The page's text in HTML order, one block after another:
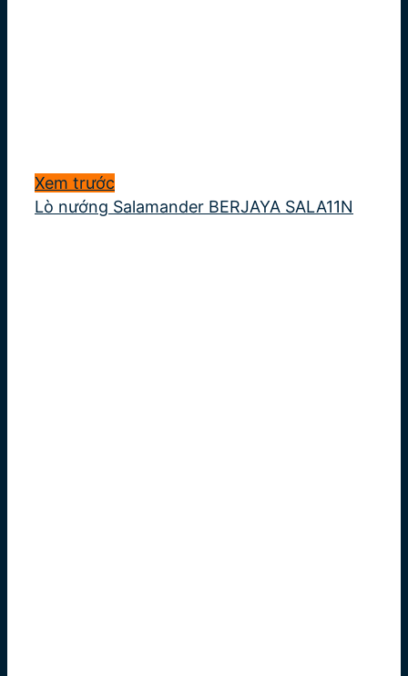
Xem trước
Lò nướng Salamander BERJAYA SALA11N